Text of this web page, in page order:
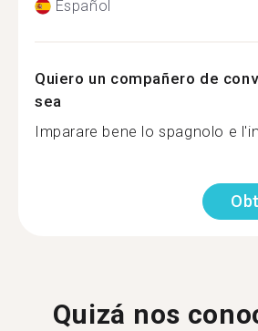
Español
Quiero un compañero de
sea
Imparare bene lo spagnolo e
Quizá nos